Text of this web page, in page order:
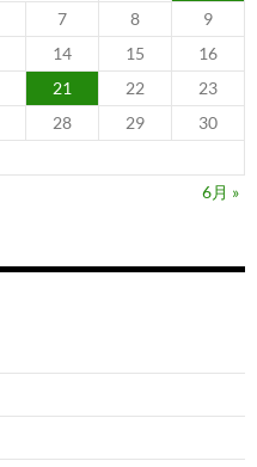
7 8
9
14 15
16
21 22
23
28 29
30
6月 »